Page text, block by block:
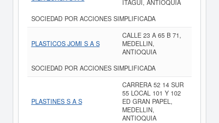
ITAGUI, ANTIOQUIA
SOCIEDAD POR ACCIONES SIMPLIFICADA
PLASTICOS JOMI S A S
CALLE 23 A 65 B 71,
MEDELLIN,
ANTIOQUIA
SOCIEDAD POR ACCIONES SIMPLIFICADA
PLASTINES S A S
CARRERA 52 14 SUR
55 LOCAL 101 Y 102
ED GRAN PAPEL,
MEDELLIN,
ANTIOQUIA